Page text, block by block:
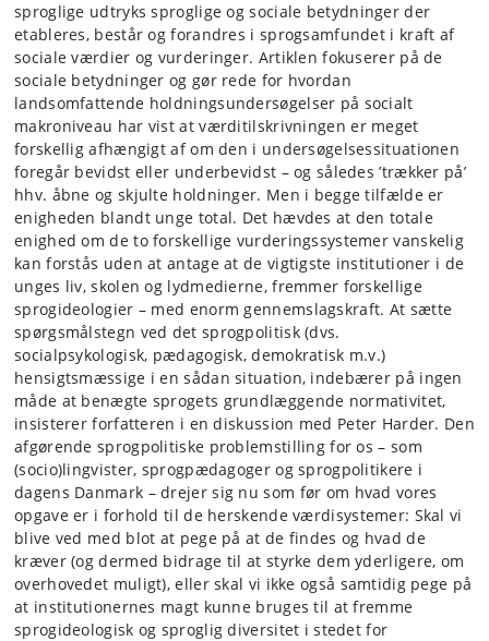
sproglige udtryks sproglige og sociale betydninger der
etableres, består og forandres i sprogsamfundet i kraft af
sociale værdier og vurderinger. Artiklen fokuserer på de
sociale betydninger og gør rede for hvordan
landsomfattende holdningsundersøgelser på socialt
makroniveau har vist at værditilskrivningen er meget
forskellig afhængigt af om den i undersøgelsessituationen
foregår bevidst eller underbevidst – og således ’trækker på’
hhv. åbne og skjulte holdninger. Men i begge tilfælde er
enigheden blandt unge total. Det hævdes at den totale
enighed om de to forskellige vurderingssystemer vanskelig
kan forstås uden at antage at de vigtigste institutioner i de
unges liv, skolen og lydmedierne, fremmer forskellige
sprogideologier – med enorm gennemslagskraft. At sætte
spørgsmålstegn ved det sprogpolitisk (dvs.
socialpsykologisk, pædagogisk, demokratisk m.v.)
hensigtsmæssige i en sådan situation, indebærer på ingen
måde at benægte sprogets grundlæggende normativitet,
insisterer forfatteren i en diskussion med Peter Harder. Den
afgørende sprogpolitiske problemstilling for os – som
(socio)lingvister, sprogpædagoger og sprogpolitikere i
dagens Danmark – drejer sig nu som før om hvad vores
opgave er i forhold til de herskende værdisystemer: Skal vi
blive ved med blot at pege på at de findes og hvad de
kræver (og dermed bidrage til at styrke dem yderligere, om
overhovedet muligt), eller skal vi ikke også samtidig pege på
at institutionernes magt kunne bruges til at fremme
sprogideologisk og sproglig diversitet i stedet for